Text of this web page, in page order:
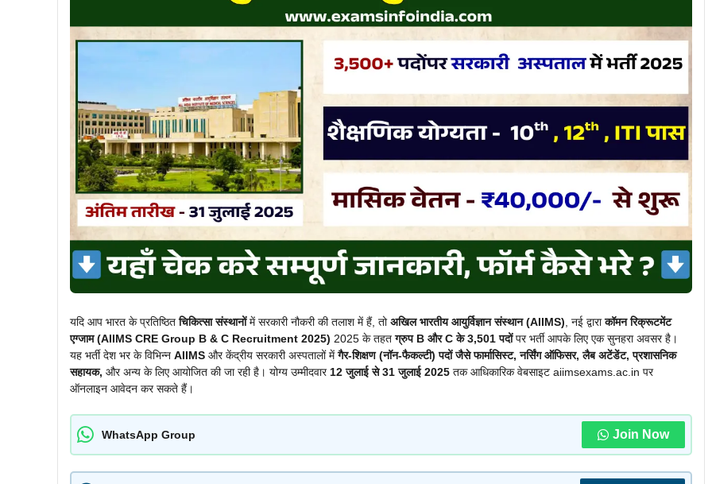
यदि आप भारत के प्रतिष्ठितचिकित्सा संस्थानोंमें सरकारी नौकरी की तलाश में हैं, तोअखिल भारतीय आयुर्विज्ञान संस्थान (AIIMS) , नई द्वाराकॉमन रिक्रूटमेंट
एग्जाम (AIIMS CRE Group B & C Recruitment 2025) 2025 के तहतग्रुप B और C के 3,501 पदोंपर भर्ती आपके लिए एक सुनहरा अवसर है।
यह भर्ती देश भर के विभिन्न AIIMS और केंद्रीय सरकारी अस्पतालों मेंगैर-शिक्षण (नॉन-फैकल्टी) पदों जैसे फार्मासिस्ट, नर्सिंग ऑफिसर, लैब अटेंडेंट, प्रशासनिक
सहायक, और अन्य के लिए आयोजित की जा रही है। योग्य उम्मीदवार 12 जुलाई से 31 जुलाई 2025 तक आधिकारिक वेबसाइट aiimsexams.ac.in पर
ऑनलाइन आवेदन कर सकते हैं।
WhatsApp Group Join Now